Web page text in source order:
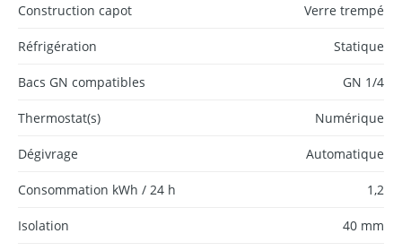
Construction capot Verre trempé
Réfrigération Statique
Bacs GN compatibles GN 1/4
Thermostat(s) Numérique
Dégivrage Automatique
Consommation kWh / 24 h 1,2
Isolation 40 mm